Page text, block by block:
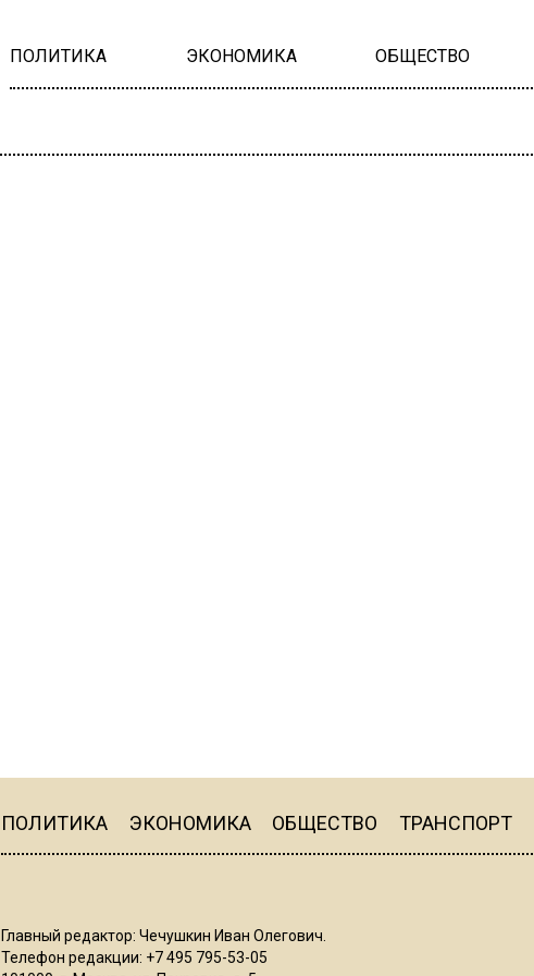
ПОЛИТИКА ЭКОНОМИКА ОБЩЕСТВО
ПОЛИТИКА ЭКОНОМИКА ОБЩЕСТВО ТРАНСПОРТ
Главный редактор: Чечушкин Иван Олегович.
Телефон редакции: +7 495 795-53-05